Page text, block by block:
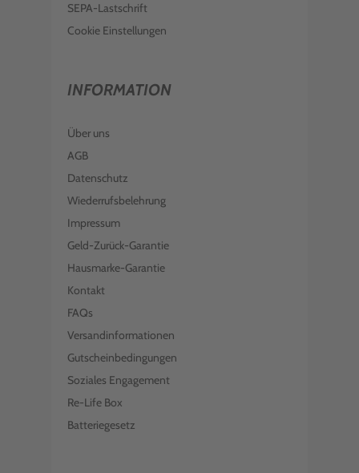
SEPA-Lastschrift
Cookie Einstellungen
INFORMATION
Über uns
AGB
Datenschutz
Wiederrufsbelehrung
Impressum
Geld-Zurück-Garantie
Hausmarke-Garantie
Kontakt
FAQs
Versandinformationen
Gutscheinbedingungen
Soziales Engagement
Re-Life Box
Batteriegesetz